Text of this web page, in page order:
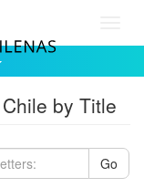
by Title
Go